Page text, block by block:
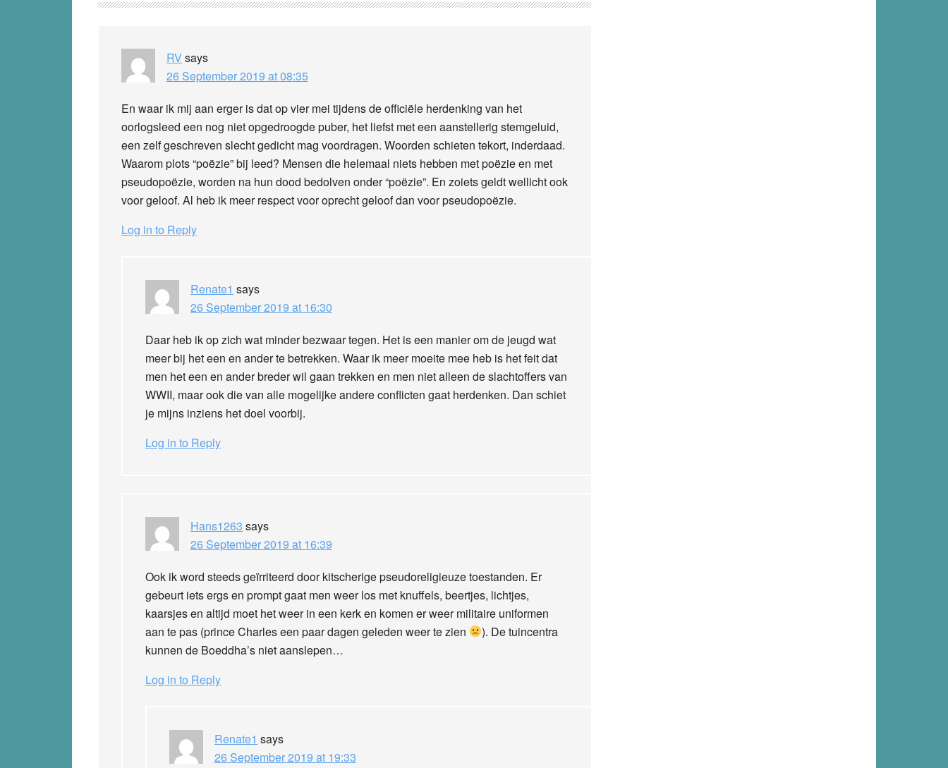
Interactions
RV says
26 September 2019 at 08:35
En waar ik mij aan erger is dat op vier mei tijdens de officiële herdenking van het
oorlogsleed een nog niet opgedroogde puber, het liefst met een aanstellerig stemgeluid,
een zelf geschreven slecht gedicht mag voordragen. Woorden schieten tekort, inderdaad.
Waarom plots “poëzie” bij leed? Mensen die helemaal niets hebben met poëzie en met
pseudopoëzie, worden na hun dood bedolven onder “poëzie”. En zoiets geldt wellicht ook
voor geloof. Al heb ik meer respect voor oprecht geloof dan voor pseudopoëzie.
Log in to Reply
Renate1 says
26 September 2019 at 16:30
Daar heb ik op zich wat minder bezwaar tegen. Het is een manier om de jeugd wat
meer bij het een en ander te betrekken. Waar ik meer moeite mee heb is het feit dat
men het een en ander breder wil gaan trekken en men niet alleen de slachtoffers van
WWII, maar ook die van alle mogelijke andere conflicten gaat herdenken. Dan schiet
je mijns inziens het doel voorbij.
Log in to Reply
Hans1263 says
26 September 2019 at 16:39
Ook ik word steeds geïrriteerd door kitscherige pseudoreligieuze toestanden. Er
gebeurt iets ergs en prompt gaat men weer los met knuffels, beertjes, lichtjes,
kaarsjes en altijd moet het weer in een kerk en komen er weer militaire uniformen
aan te pas (prince Charles een paar dagen geleden weer te zien
). De tuincentra
kunnen de Boeddha’s niet aanslepen…
Log in to Reply
Renate1 says
26 September 2019 at 19:33